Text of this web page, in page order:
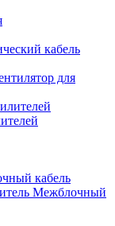
кабель
для
кабель
Межблочный